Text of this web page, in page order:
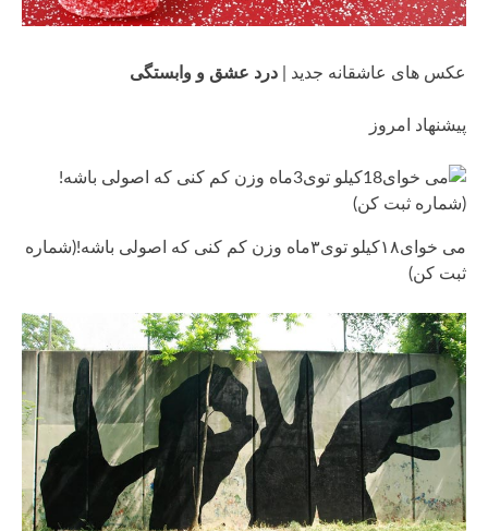
عکس های عاشقانه جدید | درد عشق و وابستگی
پیشنهاد امروز
می خوای۱۸کیلو توی۳ماه وزن کم کنی که اصولی باشه!(شماره
ثبت کن)